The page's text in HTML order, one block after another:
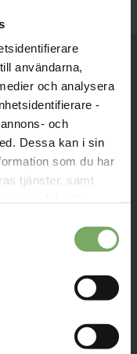
användarna,
och analysera
-
och
Dessa kan i sin
som du har
tjänster, samt
vid fortsatt
är en viktig del
sida.